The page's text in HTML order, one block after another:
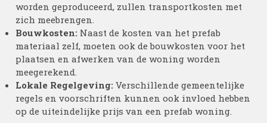
worden geproduceerd, zullen transportkosten met
zich meebrengen.
Bouwkosten: Naast de kosten van het prefab
materiaal zelf, moeten ook de bouwkosten voor het
plaatsen en afwerken van de woning worden
meegerekend.
Lokale Regelgeving: Verschillende gemeentelijke
regels en voorschriften kunnen ook invloed hebben
op de uiteindelijke prijs van een prefab woning.